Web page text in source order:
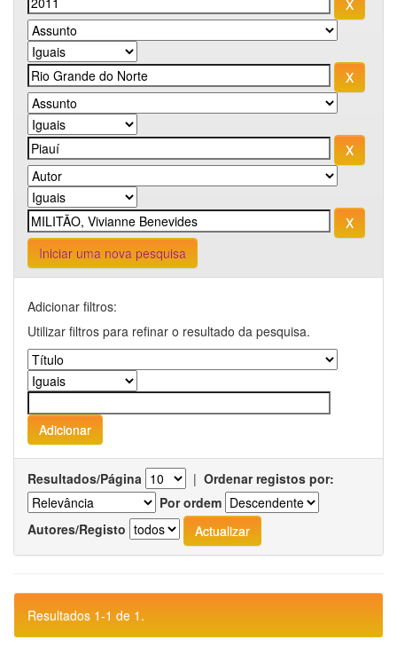
Iniciar uma nova pesquisa
Adicionar filtros:
Utilizar filtros para refinar o resultado da pesquisa.
Resultados/Página | Ordenar registos por:
Por ordem
Autores/Registo
Resultados 1-1 de 1.